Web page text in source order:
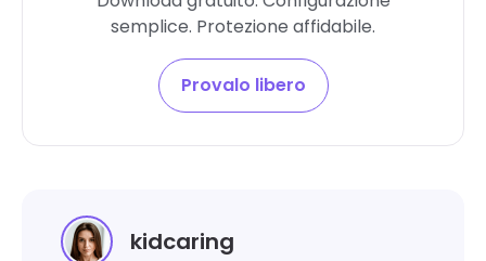
semplice. Protezione affidabile.
Provalo libero
kidcaring